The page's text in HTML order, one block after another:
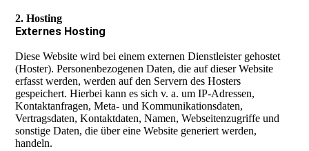
2. Hosting
Externes Hosting
Diese Website wird bei einem externen Dienstleister gehostet
(Hoster). Personenbezogenen Daten, die auf dieser Website
erfasst werden, werden auf den Servern des Hosters
gespeichert. Hierbei kann es sich v. a. um IP-Adressen,
Kontaktanfragen, Meta- und Kommunikationsdaten,
Vertragsdaten, Kontaktdaten, Namen, Webseitenzugriffe und
sonstige Daten, die über eine Website generiert werden,
handeln.